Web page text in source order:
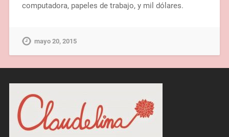
computadora, papeles de trabajo, y mil dólares.
mayo 20, 2015